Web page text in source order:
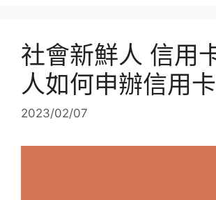
社會新鮮人 信用
人如何申辦信用
2023/02/07